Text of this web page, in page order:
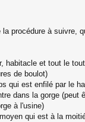
procédure à suivre,
habitacle et tout le
de boulot)
qui est enfilé par le
dans la gorge (peut
à l'usine)
qui est à la